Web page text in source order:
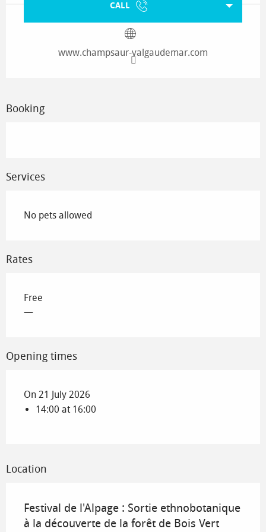
CALL
www.champsaur-valgaudemar.com
Booking
Services
No pets allowed
Rates
Free
—
Opening times
On 21 July 2026
14:00 at 16:00
Location
Festival de l'Alpage : Sortie ethnobotanique
à la découverte de la forêt de Bois Vert